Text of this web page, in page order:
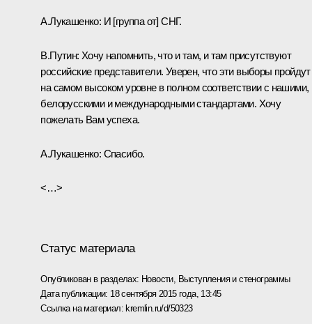
А.Лукашенко: И [группа от] СНГ.
В.Путин: Хочу напомнить, что и там, и там присутствуют
российские представители. Уверен, что эти выборы пройдут
на самом высоком уровне в полном соответствии с нашими,
белорусскими и международными стандартами. Хочу
пожелать Вам успеха.
А.Лукашенко: Спасибо.
<…>
Статус материала
Опубликован в разделах: Новости, Выступления и стенограммы
Дата публикации: 18 сентября 2015 года, 13:45
Ссылка на материал: kremlin.ru/d/50323